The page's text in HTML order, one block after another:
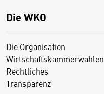
Die WKO
Die Organisation
Wirtschaftskammerwahlen
Rechtliches
Transparenz